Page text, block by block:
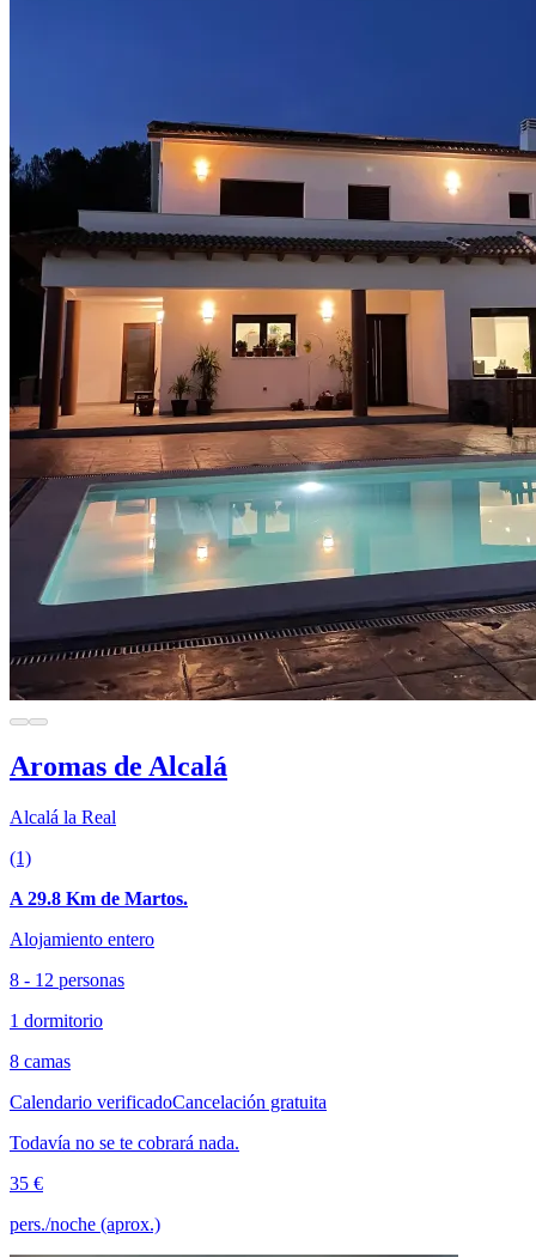
Aromas de Alcalá
Alcalá la Real
(1)
A 29.8 Km de Martos.
Alojamiento entero
8 - 12 personas
1 dormitorio
8 camas
Calendario verificadoCancelación gratuita
Todavía no se te cobrará nada.
35 €
pers./noche (aprox.)